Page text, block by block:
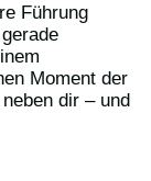
Führung
Moment der
dir – und